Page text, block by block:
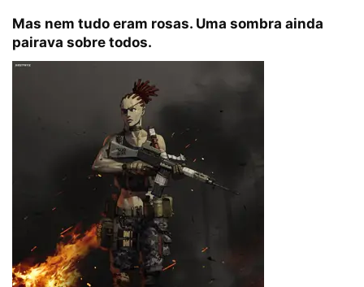
Mas nem tudo eram rosas. Uma sombra ainda
pairava sobre todos.